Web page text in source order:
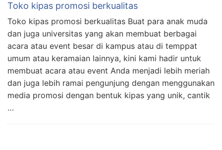
Toko kipas promosi berkualitas
Toko kipas promosi berkualitas Buat para anak muda
dan juga universitas yang akan membuat berbagai
acara atau event besar di kampus atau di temppat
umum atau keramaian lainnya, kini kami hadir untuk
membuat acara atau event Anda menjadi lebih meriah
dan juga lebih ramai pengunjung dengan menggunakan
media promosi dengan bentuk kipas yang unik, cantik
…